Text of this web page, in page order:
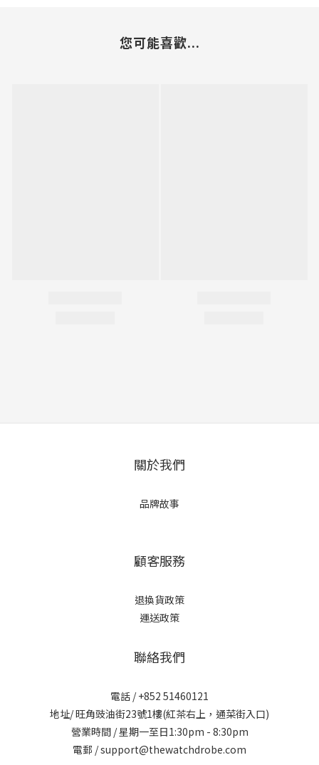
您可能喜歡...
關於我們
品牌故事
顧客服務
退換貨政策
運送政策
聯絡我們
電話 / +852 51460121
地址/ 旺角豉油街23號1樓(紅茶右上，通菜街入口)
營業時間 / 星期一至日1:30pm - 8:30pm
電郵 / support@thewatchdrobe.com